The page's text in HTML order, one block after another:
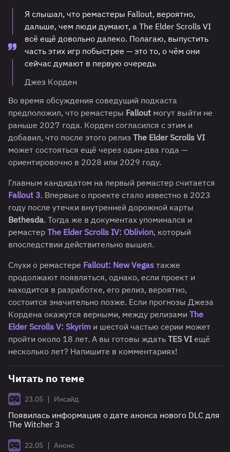
Я слышал, что ремастеры Fallout, вероятно,
дальше, чем люди думают, а The Elder Scrolls VI
всё ещё довольно далеко. Полагаю, выпустить
часть этих игр побыстрее — это то, о чём они
сейчас думают в первую очередь
Джез Корден
Во время обсуждения соведущий подкаста
предположил, что ремастеры Fallout могут выйти не
раньше 2027 года. Корден согласился с этим и
добавил, что после этого релиз The Elder Scrolls VI
может состояться ещё через один-два года —
ориентировочно в 2028 или 2029 году.
Главным кандидатом на первый ремастер считается
Fallout 3. Впервые о проекте стало известно в 2023
году после утечки внутренней дорожной карты
Bethesda. Тогда же в документах упоминался и
ремастер The Elder Scrolls IV: Oblivion, который
впоследствии действительно вышел.
Слухи о ремастере Fallout: New Vegas также
продолжают появляться, однако, если проект и
находится в разработке, его релиз, вероятно,
состоится значительно позже. Если прогнозы Джеза
Кордена окажутся верными, между релизами The
Elder Scrolls V: Skyrim и шестой частью серии может
пройти около 18 лет. А вы готовы ждать TES VI ещё
несколько лет? Напишите в комментариях!
Читать по теме
23.05 | Инсайд
Появилась информация о дате анонса нового DLC для
The Witcher 3
22.05 | Анонс